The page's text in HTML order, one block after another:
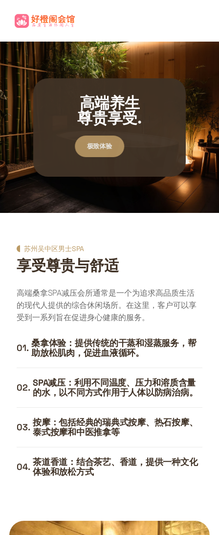
养生欢迎您
致体验
养生欢迎您
高端养生
尊贵享受.
极致体验
苏州吴中区男士SPA
享受尊贵与舒适
高端桑拿SPA减压会所通常是一个为追求高品质生活
的现代人提供的综合休闲场所。在这里，客户可以享
受到一系列旨在促进身心健康的服务。
01. 桑拿体验：提供传统的干蒸和湿蒸服务，帮
助放松肌肉，促进血液循环。
02. SPA减压：利用不同温度、压力和溶质含量
的水，以不同方式作用于人体以防病治病。
03. 按摩：包括经典的瑞典式按摩、热石按摩、
泰式按摩和中医推拿等
04. 茶道香道：结合茶艺、香道，提供一种文化
体验和放松方式